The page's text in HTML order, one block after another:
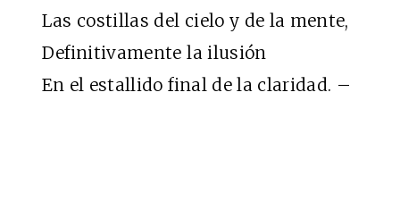
Las costillas del cielo y de la mente,
Definitivamente la ilusión
En el estallido final de la claridad. –